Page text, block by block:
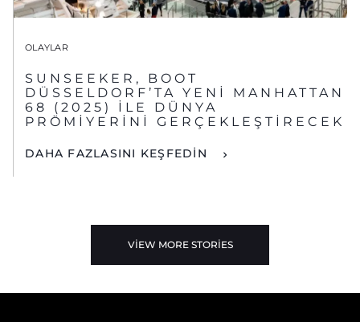
OLAYLAR
SUNSEEKER, BOOT
DÜSSELDORF’TA YENİ MANHATTAN
68 (2025) İLE DÜNYA
PRÖMİYERİNİ GERÇEKLEŞTİRECEK
DAHA FAZLASINI KEŞFEDİN
VIEW MORE STORIES